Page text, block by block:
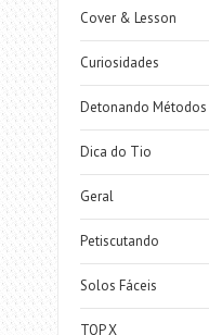
Cover & Lesson
Curiosidades
Detonando Métodos
Dica do Tio
Geral
Petiscutando
Solos Fáceis
TOP X